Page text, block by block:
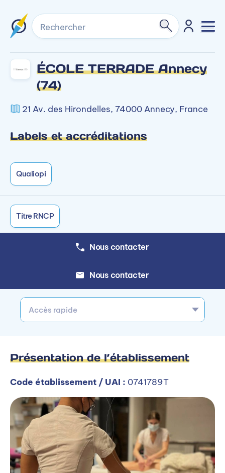
Rechercher
ÉCOLE TERRADE Annecy
(74)
21 Av. des Hirondelles, 74000 Annecy, France
Labels et accréditations
Qualiopi
Titre RNCP
Nous contacter
Nous contacter
Accès rapide
Présentation de l’établissement
Code établissement / UAI : 0741789T